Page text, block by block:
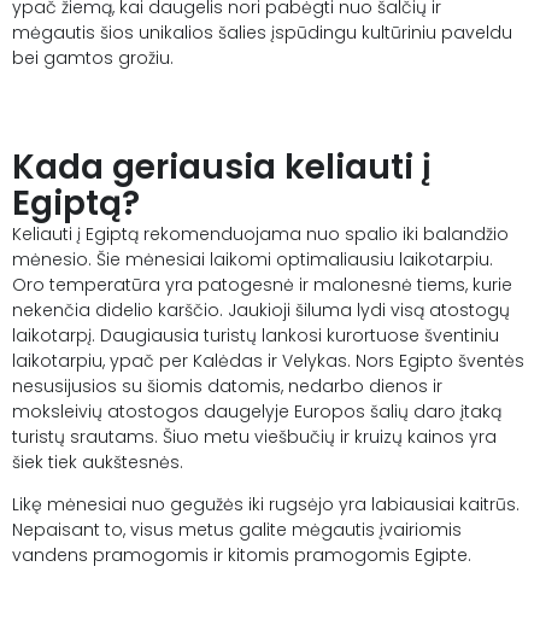
ypač žiemą, kai daugelis nori pabėgti nuo šalčių ir
mėgautis šios unikalios šalies įspūdingu kultūriniu paveldu
bei gamtos grožiu.
Kada geriausia keliauti į
Egiptą?
Keliauti į Egiptą rekomenduojama nuo spalio iki balandžio
mėnesio. Šie mėnesiai laikomi optimaliausiu laikotarpiu.
Oro temperatūra yra patogesnė ir malonesnė tiems, kurie
nekenčia didelio karščio. Jaukioji šiluma lydi visą atostogų
laikotarpį. Daugiausia turistų lankosi kurortuose šventiniu
laikotarpiu, ypač per Kalėdas ir Velykas. Nors Egipto šventės
nesusijusios su šiomis datomis, nedarbo dienos ir
moksleivių atostogos daugelyje Europos šalių daro įtaką
turistų srautams. Šiuo metu viešbučių ir kruizų kainos yra
šiek tiek aukštesnės.
Likę mėnesiai nuo gegužės iki rugsėjo yra labiausiai kaitrūs.
Nepaisant to, visus metus galite mėgautis įvairiomis
vandens pramogomis ir kitomis pramogomis Egipte.